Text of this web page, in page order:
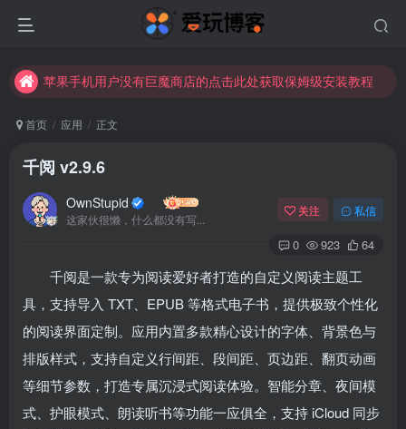
苹果手机用户没有巨魔商店的点击此处获取保姆级安装教程
苹果手机用户没有巨魔商店的点击此处获取保姆级安装教程
首页 应用 正文
千阅 v2.9.6
OwnStupid
这家伙很懒，什么都没有写...
关注 私信
0 923 64
千阅是一款专为阅读爱好者打造的自定义阅读主题工
具，支持导入 TXT、EPUB 等格式电子书，提供极致个性化
的阅读界面定制。应用内置多款精心设计的字体、背景色与
排版样式，支持自定义行间距、段间距、页边距、翻页动画
等细节参数，打造专属沉浸式阅读体验。智能分章、夜间模
式、护眼模式、朗读听书等功能一应俱全，支持 iCloud 同步